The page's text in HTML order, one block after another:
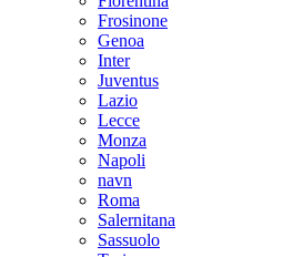
Frosinone
Genoa
Inter
Juventus
Lazio
Lecce
Monza
Napoli
navn
Roma
Salernitana
Sassuolo